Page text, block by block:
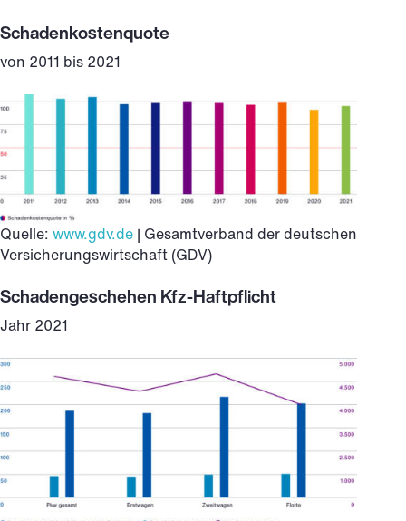
Schadenkostenquote
von 2011 bis 2021
Quelle: www.gdv.de | Gesamtverband der deutschen
Versicherungswirtschaft (GDV)
Schadengeschehen Kfz-Haftpflicht
Jahr 2021